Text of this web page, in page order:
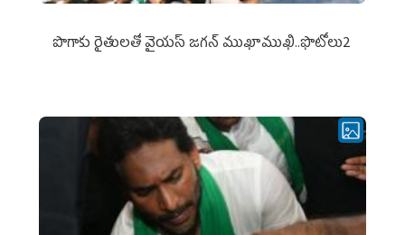
పొగాకు రైతుల‌తో వైయ‌స్ జ‌గ‌న్ ముఖాముఖి..ఫొటోలు2